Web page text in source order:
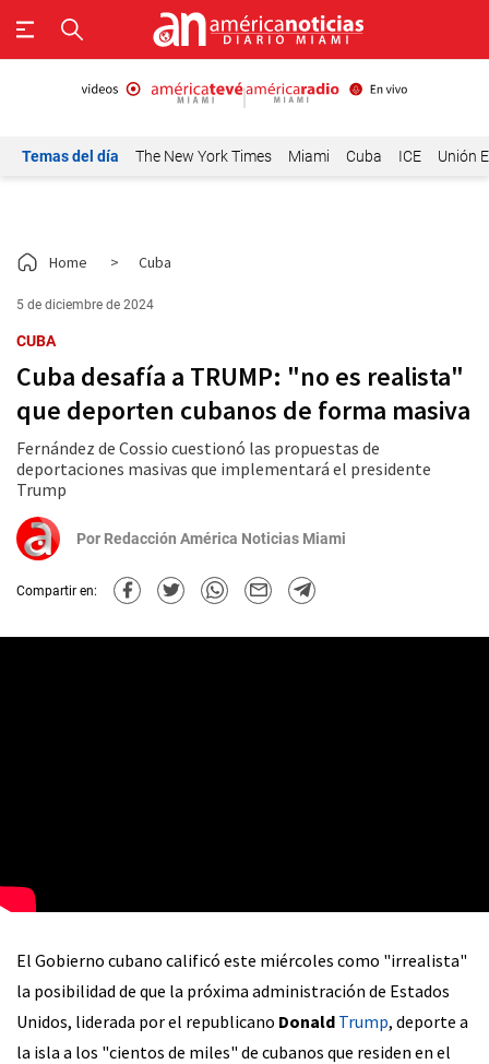
Temas del día The New York Times Miami Cuba ICE Unión
Home > Cuba
5 de diciembre de 2024
CUBA
Cuba desafía a TRUMP: "no es realista"
que deporten cubanos de forma masiva
Fernández de Cossio cuestionó las propuestas de
deportaciones masivas que implementará el presidente
Trump
Por Redacción América Noticias Miami
Compartir en:
El Gobierno cubano calificó este miércoles como "irrealista"
la posibilidad de que la próxima administración de Estados
Unidos, liderada por el republicano Donald Trump, deporte a
la isla a los "cientos de miles" de cubanos que residen en el